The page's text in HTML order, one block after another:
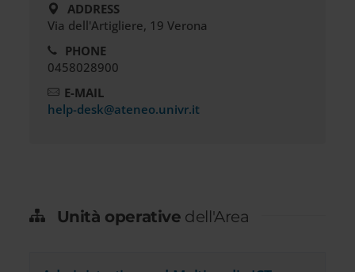
ADDRESS
Via dell'Artigliere, 19 Verona
PHONE
0458028900
E-MAIL
help-desk@ateneo.univr.it
Unità operative dell'Area